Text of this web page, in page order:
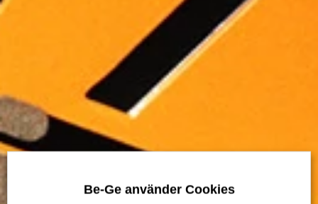
Be-Ge använder Cookies